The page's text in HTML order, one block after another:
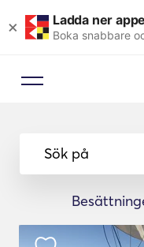
× Ladda ner
Boka snabbare
Sök på